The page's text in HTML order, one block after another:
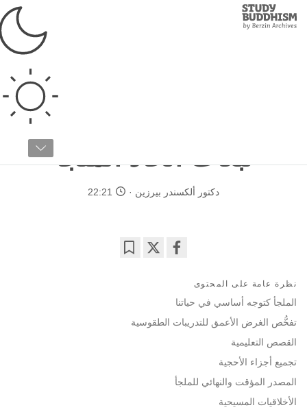
Study
Buddhism
تبعات اتخاذ الملجأ
دكتور ألكسندر بيرزين 22:21
facebook
نظرة عامة على المحتوى
الملجأ كتوجه أساسي في حياتنا
تفحُّص الغرض الأعمق للتدريبات الطقوسية
القصص التعليمية
تجميع أجزاء الأحجية
المصدر المؤقت والنهائي للملجأ
الأخلاقيات المسيحية